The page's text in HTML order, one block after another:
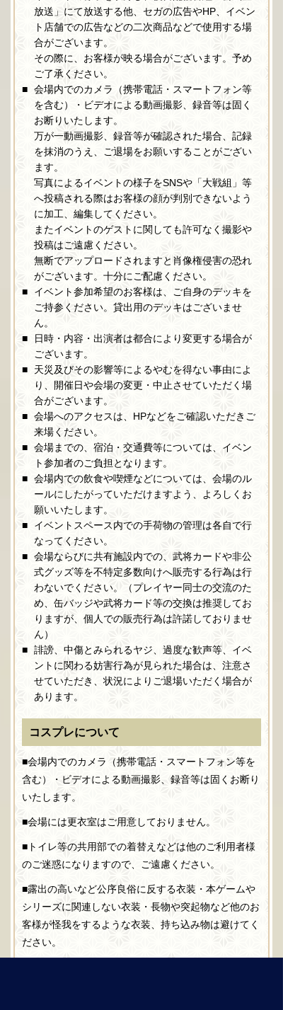
放送」にて放送する他、セガの広告やHP、イベン
ト店舗での広告などの二次商品などで使用する場
合がございます。
その際に、お客様が映る場合がございます。予め
ご了承ください。
会場内でのカメラ（携帯電話・スマートフォン等
を含む）・ビデオによる動画撮影、録音等は固く
お断りいたします。
万が一動画撮影、録音等が確認された場合、記録
を抹消のうえ、ご退場をお願いすることがござい
ます。
写真によるイベントの様子をSNSや「大戦組」等
へ投稿される際はお客様の顔が判別できないよう
に加工、編集してください。
またイベントのゲストに関しても許可なく撮影や
投稿はご遠慮ください。
無断でアップロードされますと肖像権侵害の恐れ
がございます。十分にご配慮ください。
イベント参加希望のお客様は、ご自身のデッキを
ご持参ください。貸出用のデッキはございませ
ん。
日時・内容・出演者は都合により変更する場合が
ございます。
天災及びその影響等によるやむを得ない事由によ
り、開催日や会場の変更・中止させていただく場
合がございます。
会場へのアクセスは、HPなどをご確認いただきご
来場ください。
会場までの、宿泊・交通費等については、イベン
ト参加者のご負担となります。
会場内での飲食や喫煙などについては、会場のル
ールにしたがっていただけますよう、よろしくお
願いいたします。
イベントスペース内での手荷物の管理は各自で行
なってください。
会場ならびに共有施設内での、武将カードや非公
式グッズ等を不特定多数向けへ販売する行為は行
わないでください。（プレイヤー同士の交流のた
め、缶バッジや武将カード等の交換は推奨してお
りますが、個人での販売行為は許諾しておりませ
ん）
誹謗、中傷とみられるヤジ、過度な歓声等、イベ
ントに関わる妨害行為が見られた場合は、注意さ
せていただき、状況によりご退場いただく場合が
あります。
コスプレについて
■会場内でのカメラ（携帯電話・スマートフォン等を
含む）・ビデオによる動画撮影、録音等は固くお断り
いたします。
■会場には更衣室はご用意しておりません。
■トイレ等の共用部での着替えなどは他のご利用者様
のご迷惑になりますので、ご遠慮ください。
■露出の高いなど公序良俗に反する衣装・本ゲームや
シリーズに関連しない衣装・長物や突起物など他のお
客様が怪我をするような衣装、持ち込み物は避けてく
ださい。